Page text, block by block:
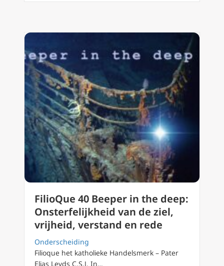
FilioQue 40 Beeper in the deep:
Onsterfelijkheid van de ziel,
vrijheid, verstand en rede
Onderscheiding
Filioque het katholieke Handelsmerk – Pater
Elias Leyds C.S.J. In…